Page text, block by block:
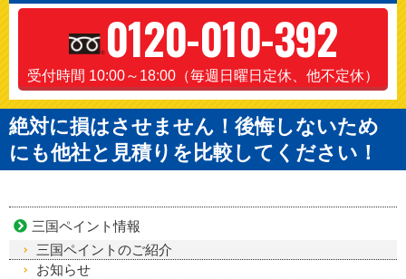
0120-010-392
受付時間 10:00～18:00（毎週日曜日定休、他不定休）
絶対に損はさせません！後悔しないため
にも他社と見積りを比較してください！
三国ペイント情報
三国ペイントのご紹介
お知らせ